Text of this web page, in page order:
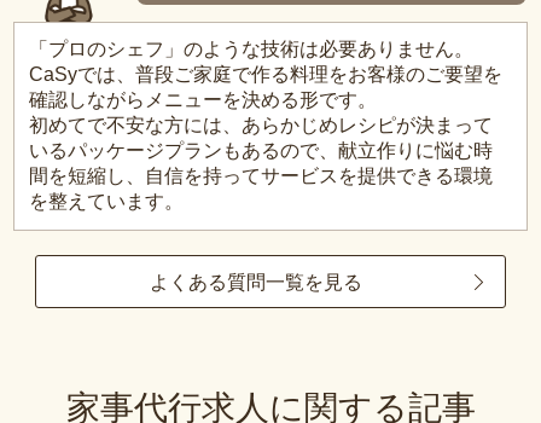
「プロのシェフ」のような技術は必要ありません。
CaSyでは、普段ご家庭で作る料理をお客様のご要望を
確認しながらメニューを決める形です。
初めてで不安な方には、あらかじめレシピが決まって
いるパッケージプランもあるので、献立作りに悩む時
間を短縮し、自信を持ってサービスを提供できる環境
を整えています。
よくある質問一覧を見る
家事代行求人に関する記事